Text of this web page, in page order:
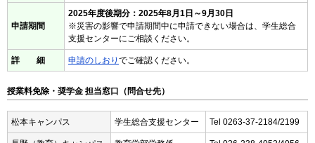
申請期間
2025年度後期分：2025年8月1日～9月30日
※災害の影響で申請期間中に申請できない場合は、学生総合
支援センターにご相談ください。
詳 細 申請のしおり でご確認ください。
授業料免除・奨学金 担当窓口（問合せ先）
松本キャンパス 学生総合支援センター Tel 0263-37-2184/2199